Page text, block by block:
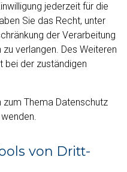
jederzeit für die
Sie das Recht, unter
der Verarbeitung
verlangen. Des Weiteren
bei der zuständigen
zum Thema Datenschutz
von Dritt­